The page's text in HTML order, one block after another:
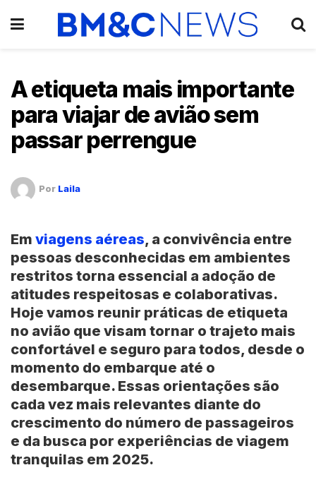
A etiqueta mais importante
para viajar de avião sem
passar perrengue
Por Laila
Em viagens aéreas, a convivência entre
pessoas desconhecidas em ambientes
restritos torna essencial a adoção de
atitudes respeitosas e colaborativas.
Hoje vamos reunir práticas de etiqueta
no avião que visam tornar o trajeto mais
confortável e seguro para todos, desde o
momento do embarque até o
desembarque. Essas orientações são
cada vez mais relevantes diante do
crescimento do número de passageiros
e da busca por experiências de viagem
tranquilas em 2025.